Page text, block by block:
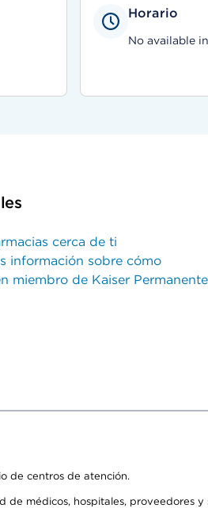
Horario
No available
cerca de ti
información sobre cómo
miembro de Kaiser Permanente
de centros de atención.
médicos, hospitales, proveedores